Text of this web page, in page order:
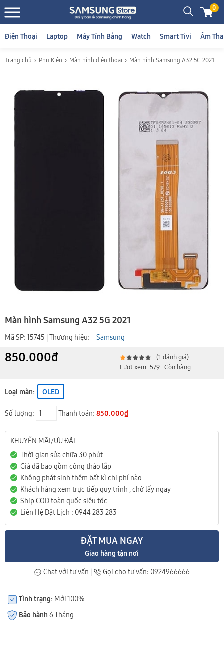
0
Điện Thoại Laptop Máy Tính Bảng Watch Smart Tivi Âm
Trang chủ Phụ Kiện Màn hình điện thoại Màn hình Samsung A32 5G 2021
Màn hình Samsung A32 5G 2021
Mã SP: 15745 | Thương hiệu: Samsung
850.000₫
(1 đánh giá)
Lượt xem: 579 | Còn hàng
Loại màn: OLED
Số lượng: Thanh toán: 850.000₫
KHUYẾN MÃI/ƯU ĐÃI
Thời gian sửa chữa 30 phút
Giá đã bao gồm công tháo lắp
Không phát sinh thêm bất kì chi phí nào
Khách hàng xem trực tiếp quy trình , chờ lấy ngay
Ship COD toàn quốc siêu tốc
Liên Hệ Đặt Lịch : 0944 283 283
ĐẶT MUA NGAY
Giao hàng tận nơi
Chat với tư vấn | Gọi cho tư vấn: 0924966666
Tình trạng: Mới 100%
Bảo hành 6 Tháng